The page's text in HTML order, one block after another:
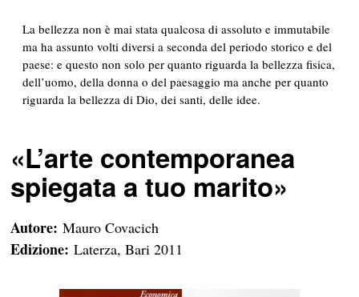
La bellezza non è mai stata qualcosa di assoluto e immutabile
ma ha assunto volti diversi a seconda del periodo storico e del
paese: e questo non solo per quanto riguarda la bellezza fisica,
dell’uomo, della donna o del paesaggio ma anche per quanto
riguarda la bellezza di Dio, dei santi, delle idee.
«L’arte contemporanea
spiegata a tuo marito»
Autore: Mauro Covacich
Edizione: Laterza, Bari 2011